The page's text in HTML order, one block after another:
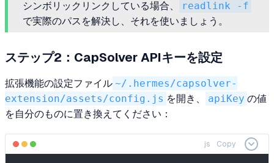
シンボリックリンクしている場合、
readlink -f
で実際のパスを解決し、それを使いましょう。
ステップ2：CapSolver APIキーを設定
拡張機能の設定ファイル ~/.hermes/capsolver-
extension/assets/config.js を開き、 apiKey の値
を自分のものに置き換えてください：
js Copy